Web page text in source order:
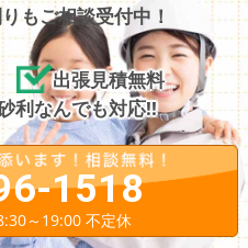
もご相談受付中！
出張見積無料
利なんでも対応!!
1518
～19:00 不定休